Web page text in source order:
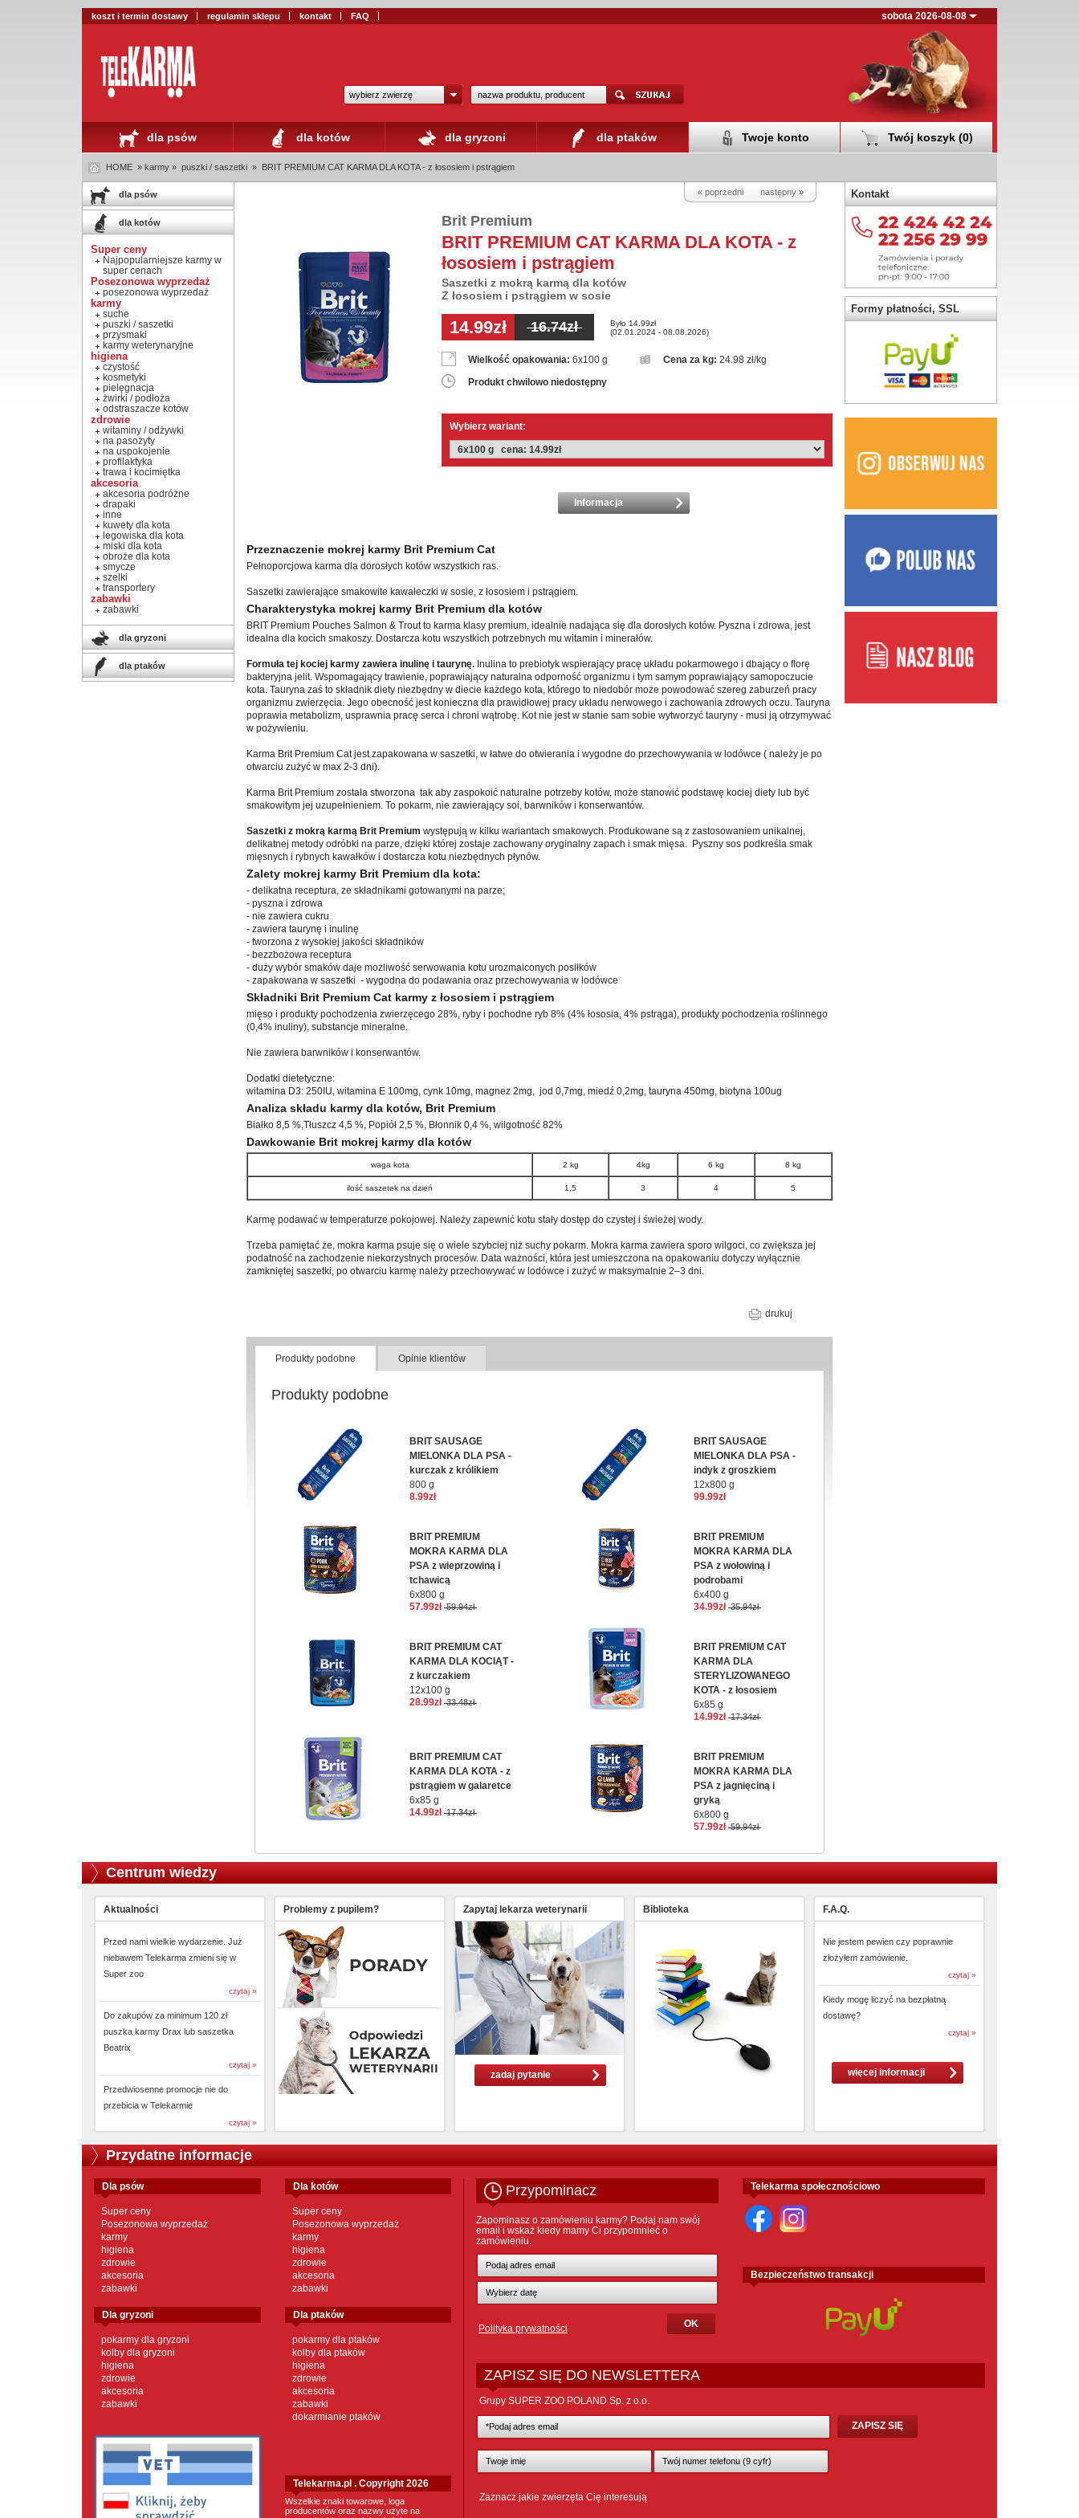
koszt i termin dostawy regulamin sklepu kontakt FAQ sobota 2026-08-08
wybierz zwierzę
dla psów dla kotów dla gryzoni dla ptaków Twoje konto Twój koszyk (0)
HOME » karmy » puszki / saszetki » BRIT PREMIUM CAT KARMA DLA KOTA - z łososiem i pstrągiem
dla psów
dla kotów
Super ceny
Najpopularniejsze karmy w
super cenach
Posezonowa wyprzedaż
posezonowa wyprzedaż
karmy
suche
puszki / saszetki
przysmaki
karmy weterynaryjne
higiena
czystość
kosmetyki
pielęgnacja
żwirki / podłoża
odstraszacze kotów
zdrowie
witaminy / odżywki
na pasożyty
na uspokojenie
profilaktyka
trawa i kocimiętka
akcesoria
akcesoria podróżne
drapaki
inne
kuwety dla kota
legowiska dla kota
miski dla kota
obroże dla kota
smycze
szelki
transportery
zabawki
zabawki
dla gryzoni
dla ptaków
« poprzedni następny »
Brit Premium
BRIT PREMIUM CAT KARMA DLA KOTA - z
łososiem i pstrągiem
Saszetki z mokrą karmą dla kotów
Z łososiem i pstrągiem w sosie
14.99zł 16.74zł
Było 14.99zł
(02.01.2024 - 08.08.2026)
Wielkość opakowania: 6x100 g Cena za kg: 24.98 zł/kg
Produkt chwilowo niedostępny
Wybierz wariant:
Informacja
Przeznaczenie mokrej karmy Brit Premium Cat
Pełnoporcjowa karma dla dorosłych kotów wszystkich ras.
Saszetki zawierające smakowite kawałeczki w sosie, z łososiem i pstrągiem.
Charakterystyka mokrej karmy Brit Premium dla kotów
BRIT Premium Pouches Salmon & Trout to karma klasy premium, idealnie nadająca się dla dorosłych kotów. Pyszna i zdrowa, jest
idealna dla kocich smakoszy. Dostarcza kotu wszystkich potrzebnych mu witamin i minerałów.
Formuła tej kociej karmy zawiera inulinę i taurynę. Inulina to prebiotyk wspierający pracę układu pokarmowego i dbający o florę
bakteryjna jelit. Wspomagający trawienie, poprawiający naturalna odporność organizmu i tym samym poprawiający samopoczucie
kota. Tauryna zaś to składnik diety niezbędny w diecie każdego kota, którego to niedobór może powodować szereg zaburzeń pracy
organizmu zwierzęcia. Jego obecność jest konieczna dla prawidłowej pracy układu nerwowego i zachowania zdrowych oczu. Tauryna
poprawia metabolizm, usprawnia pracę serca i chroni wątrobę. Kot nie jest w stanie sam sobie wytworzyć tauryny - musi ją otrzymywać
w pożywieniu.
Karma Brit Premium Cat jest zapakowana w saszetki, w łatwe do otwierania i wygodne do przechowywania w lodówce ( należy je po
otwarciu zużyć w max 2-3 dni).
Karma Brit Premium została stworzona tak aby zaspokoić naturalne potrzeby kotów, może stanowić podstawę kociej diety lub być
smakowitym jej uzupełnieniem. To pokarm, nie zawierający soi, barwników i konserwantów.
Saszetki z mokrą karmą Brit Premium występują w kilku wariantach smakowych. Produkowane są z zastosowaniem unikalnej,
delikatnej metody odróbki na parze, dzięki której zostaje zachowany oryginalny zapach i smak mięsa. Pyszny sos podkreśla smak
mięsnych i rybnych kawałków i dostarcza kotu niezbędnych płynów.
Zalety mokrej karmy Brit Premium dla kota:
- delikatna receptura, ze składnikami gotowanymi na parze;
- pyszna i zdrowa
- nie zawiera cukru
- zawiera taurynę i inulinę
- tworzona z wysokiej jakości składników
- bezzbożowa receptura
- duży wybór smaków daje możliwość serwowania kotu urozmaiconych posiłków
- zapakowana w saszetki - wygodna do podawania oraz przechowywania w lodówce
Składniki Brit Premium Cat karmy z łososiem i pstrągiem
mięso i produkty pochodzenia zwierzęcego 28%, ryby i pochodne ryb 8% (4% łososia, 4% pstrąga), produkty pochodzenia roślinnego
(0,4% inuliny), substancje mineralne.
Nie zawiera barwników i konserwantów.
Dodatki dietetyczne:
witamina D3: 250IU, witamina E 100mg, cynk 10mg, magnez 2mg, jod 0,7mg, miedź 0,2mg, tauryna 450mg, biotyna 100ug
Analiza składu karmy dla kotów, Brit Premium
Białko 8,5 %,Tłuszcz 4,5 %, Popiół 2,5 %, Błonnik 0,4 %, wilgotność 82%
Dawkowanie Brit mokrej karmy dla kotów
waga kota 2 kg 4kg 6 kg 8 kg
ilość saszetek na dzień 1,5 3 4 5
Karmę podawać w temperaturze pokojowej. Należy zapewnić kotu stały dostęp do czystej i świeżej wody.
Trzeba pamiętać że, mokra karma psuje się o wiele szybciej niż suchy pokarm. Mokra karma zawiera sporo wilgoci, co zwiększa jej
podatność na zachodzenie niekorzystnych procesów. Data ważności, która jest umieszczona na opakowaniu dotyczy wyłącznie
zamkniętej saszetki, po otwarciu karmę należy przechowywać w lodówce i zużyć w maksymalnie 2–3 dni.
drukuj
Produkty podobne Opinie klientów
Produkty podobne
BRIT SAUSAGE
MIELONKA DLA PSA -
kurczak z królikiem
800 g
8.99zł
BRIT SAUSAGE
MIELONKA DLA PSA -
indyk z groszkiem
12x800 g
99.99zł
BRIT PREMIUM
MOKRA KARMA DLA
PSA z wieprzowiną i
tchawicą
6x800 g
57.99zł 59.94zł
BRIT PREMIUM
MOKRA KARMA DLA
PSA z wołowiną i
podrobami
6x400 g
34.99zł 35.94zł
BRIT PREMIUM CAT
KARMA DLA KOCIĄT -
z kurczakiem
12x100 g
28.99zł 33.48zł
BRIT PREMIUM CAT
KARMA DLA
STERYLIZOWANEGO
KOTA - z łososiem
6x85 g
14.99zł 17.34zł
BRIT PREMIUM CAT
KARMA DLA KOTA - z
pstrągiem w galaretce
6x85 g
14.99zł 17.34zł
BRIT PREMIUM
MOKRA KARMA DLA
PSA z jagnięciną i
gryką
6x800 g
57.99zł 59.94zł
Kontakt
Formy płatności, SSL
Centrum wiedzy
Aktualności
Przed nami wielkie wydarzenie. Już
niebawem Telekarma zmieni się w
Super zoo
czytaj »
Do zakupów za minimum 120 zł
puszka karmy Drax lub saszetka
Beatrix
czytaj »
Przedwiosenne promocje nie do
przebicia w Telekarmie
czytaj »
Problemy z pupilem? Zapytaj lekarza weterynarii
zadaj pytanie
Biblioteka F.A.Q.
Nie jestem pewien czy poprawnie
złożyłem zamówienie.
czytaj »
Kiedy mogę liczyć na bezpłatną
dostawę?
czytaj »
więcej informacji
Przydatne informacje
dla psów
Super ceny
Posezonowa wyprzedaż
karmy
higiena
zdrowie
akcesoria
zabawki
dla kotów
Super ceny
Posezonowa wyprzedaż
karmy
higiena
zdrowie
akcesoria
zabawki
dla gryzoni
pokarmy dla gryzoni
kolby dla gryzoni
higiena
zdrowie
akcesoria
zabawki
dla ptaków
pokarmy dla ptaków
kolby dla ptaków
higiena
zdrowie
akcesoria
zabawki
dokarmianie ptaków
Telekarma.pl . Copyright 2026
Wszelkie znaki towarowe, loga
producentów oraz nazwy użyte na
Przypominacz
Zapominasz o zamówieniu karmy? Podaj nam swój
email i wskaż kiedy mamy Ci przypomnieć o
zamówieniu.
Polityka prywatności
Telekarma społecznościowo
Bezpieczeństwo transakcji
ZAPISZ SIĘ DO NEWSLETTERA
Grupy SUPER ZOO POLAND Sp. z o.o.
Zaznacz jakie zwierzęta Cię interesują